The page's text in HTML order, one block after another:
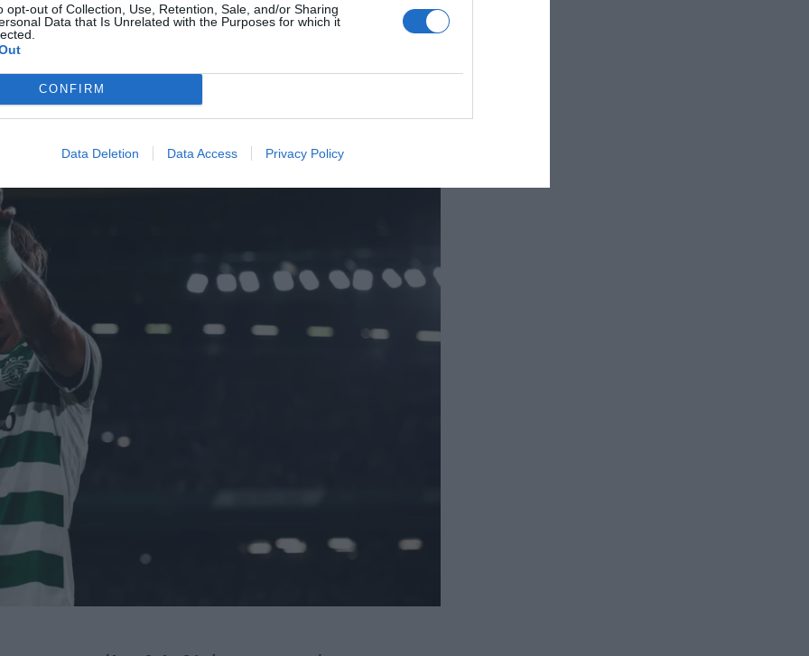
opt-out of Collection, Use, Retention, Sale, and/or Sharing
Data that Is Unrelated with the Purposes for which it
CONFIRM
Data Deletion Data Access Privacy Policy
τον Ετιέν Καμαρά